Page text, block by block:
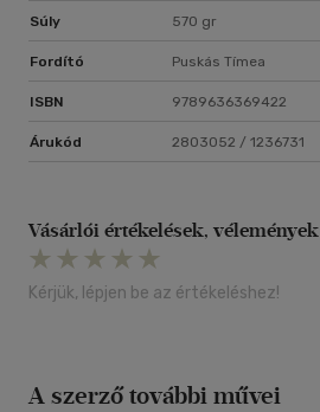
Súly 570 gr
Fordító Puskás Tímea
ISBN 9789636369422
Árukód 2803052 / 1236731
Vásárlói értékelések, vélemények
Kérjük, lépjen be az értékeléshez!
A szerző további művei